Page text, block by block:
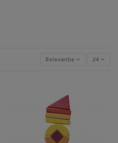
Relevantie 24